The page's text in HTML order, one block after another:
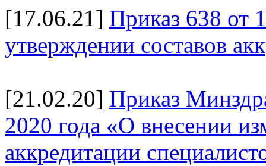
[17.06.21] Приказ 638 от
утверждении составов
[21.02.20] Приказ
2020 года «О внесении
аккредитации